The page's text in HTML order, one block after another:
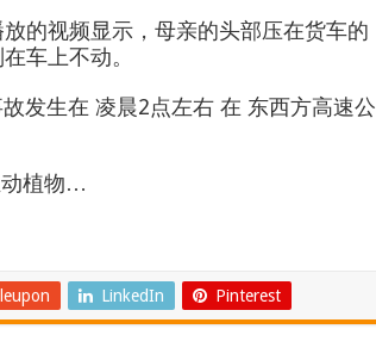
的视频显示，母亲的头部压在货车的
车上不动。
故发生在 凌晨2点左右在 东西方高速公
植物…
LinkedIn Pinterest